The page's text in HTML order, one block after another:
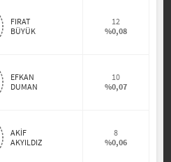
FIRAT
BÜYÜK
12
%0,08
EFKAN
DUMAN
10
%0,07
AKİF
AKYILDIZ
8
%0,06